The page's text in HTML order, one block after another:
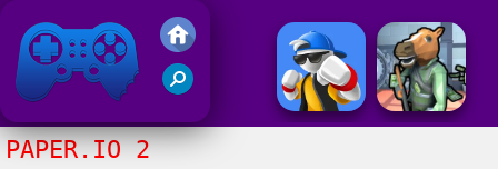
Juegos Friv 2020
PAPER.IO 2